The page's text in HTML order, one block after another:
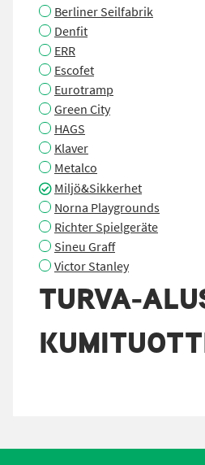
Berliner Seilfabrik
Denfit
ERR
Escofet
Eurotramp
Green City
HAGS
Klaver
Metalco
Miljö&Sikkerhet
Norna Playgrounds
Richter Spielgeräte
Sineu Graff
Victor Stanley
TURVA-